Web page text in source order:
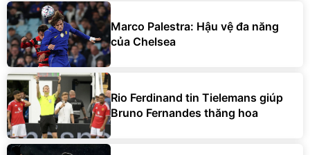
Marco Palestra: Hậu vệ đa năng
của Chelsea
Rio Ferdinand tin Tielemans giúp
Bruno Fernandes thăng hoa